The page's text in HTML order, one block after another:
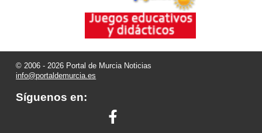
© 2006 - 2026 Portal de Murcia Noticias
info@portaldemurcia.es
Síguenos en: